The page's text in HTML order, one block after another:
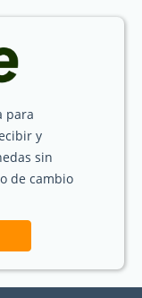
para
y
sin
de cambio